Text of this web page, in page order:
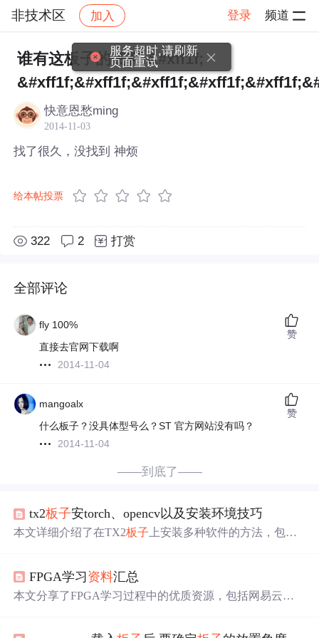
非技术区 加入 登录 频道
社区 非技术区 帖子详情
谁有这板子的资料 &#xff1f;
快意恩愁ming
2014-11-03
找了很久，没找到 神烦
给本帖投票
322 2 打赏
全部评论
fly 100%
直接去官网下载啊
2014-11-04
赞
mangoalx
什么板子？没具体型号么？ST 官方网站没有吗？
2014-11-04
赞
——到底了——
tx2板子安torch、opencv以及安装环境技巧
本文详细介绍了在TX2板子 上安装多种软件的方法，包括p
巧和离线安装方法。
FPGA学习资料汇总
本文分享了FPGA学习过程中的优质资源，包括网易云课
服务超时,请刷新
页面重试